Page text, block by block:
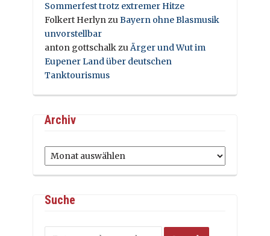
Sommerfest trotz extremer Hitze
Folkert HerlynzuBayern ohne Blasmusik
unvorstellbar
anton gottschalkzuÄrger und Wut im
Eupener Land über deutschen
Tanktourismus
Archiv
Archiv
Suche